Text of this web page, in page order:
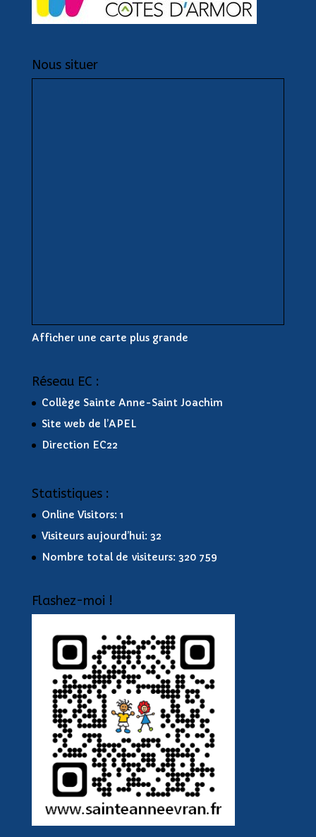
Nous situer
Afficher une carte plus grande
Réseau EC :
Collège Sainte Anne-Saint Joachim
Site web de l’APEL
Direction EC22
Statistiques :
Online Visitors: 1
Visiteurs aujourd’hui: 32
Nombre total de visiteurs: 320 759
Flashez-moi !